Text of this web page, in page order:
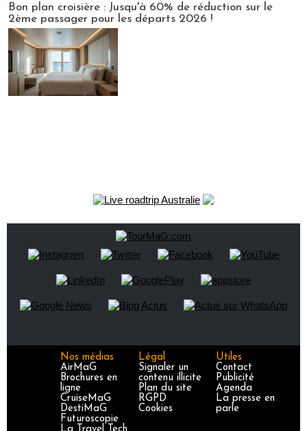
Bon plan croisière : Jusqu'à 60% de réduction sur le
2ème passager pour les départs 2026 !
Nos médias
AirMaG
Brochures en
ligne
CruiseMaG
DestiMaG
Futuroscopie
Légal
Signaler un
contenu illicite
Plan du site
RGPD
Cookies
Utiles
Contact
Publicité
Agenda
La presse en
parle